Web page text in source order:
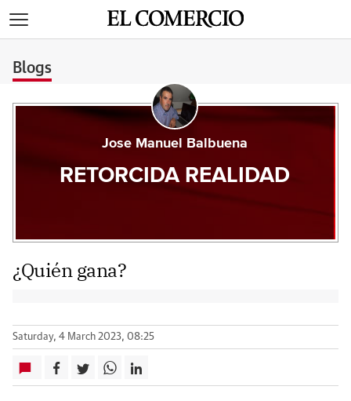
Blogs
Jose Manuel Balbuena
RETORCIDA REALIDAD
¿Quién gana?
Saturday, 4 March 2023, 08:25